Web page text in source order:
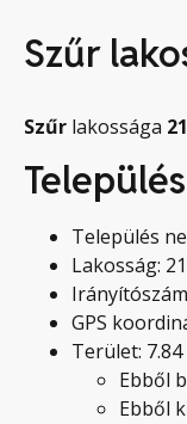
Szűr
Szűr lakossága
Település
Lakosság:
GPS
Terület: 7.84
Ebből
Ebből